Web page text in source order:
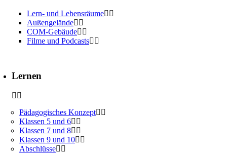
Lern- und Lebensräume
Außengelände
COM-Gebäude
Filme und Podcasts
Lernen
Pädagogisches Konzept
Klassen 5 und 6
Klassen 7 und 8
Klassen 9 und 10
Abschlüsse